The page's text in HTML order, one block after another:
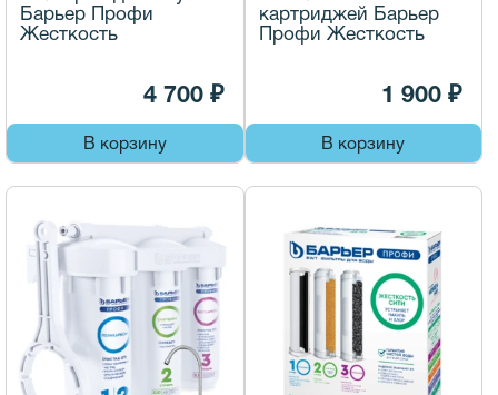
Барьер Профи
Жесткость
4 700 ₽
В корзину
картриджей Барьер
Профи Жесткость
1 900 ₽
В корзину